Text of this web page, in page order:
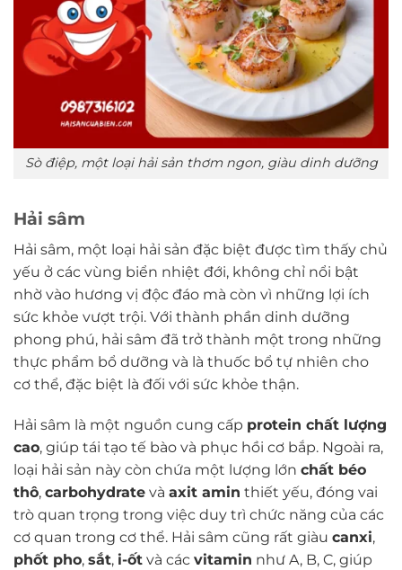
Sò điệp, một loại hải sản thơm ngon, giàu dinh dưỡng
Hải sâm
Hải sâm, một loại hải sản đặc biệt được tìm thấy chủ
yếu ở các vùng biển nhiệt đới, không chỉ nổi bật
nhờ vào hương vị độc đáo mà còn vì những lợi ích
sức khỏe vượt trội. Với thành phần dinh dưỡng
phong phú, hải sâm đã trở thành một trong những
thực phẩm bổ dưỡng và là thuốc bổ tự nhiên cho
cơ thể, đặc biệt là đối với sức khỏe thận.
Hải sâm là một nguồn cung cấp protein chất lượng
cao, giúp tái tạo tế bào và phục hồi cơ bắp. Ngoài ra,
loại hải sản này còn chứa một lượng lớn chất béo
thô, carbohydrate và axit amin thiết yếu, đóng vai
trò quan trọng trong việc duy trì chức năng của các
cơ quan trong cơ thể. Hải sâm cũng rất giàu canxi,
phốt pho, sắt, i-ốt và các vitamin như A, B, C, giúp